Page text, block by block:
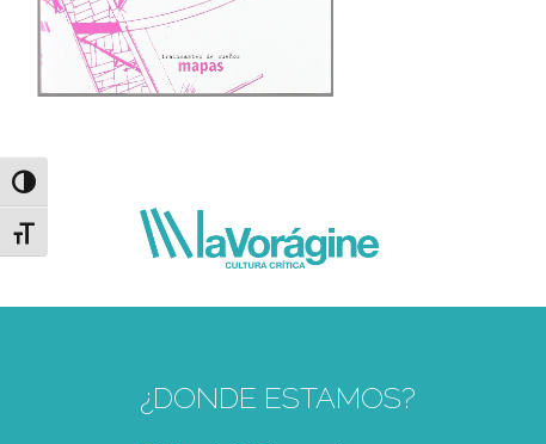
Alternar alto contraste
Alternar tamaño de letra
¿DONDE ESTAMOS?